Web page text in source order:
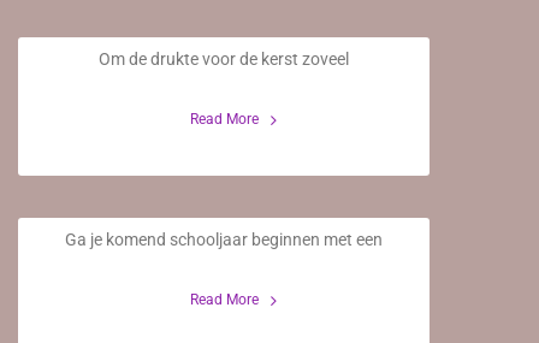
Om de drukte voor de kerst zoveel
Read More
6 December 2020
Ga je komend schooljaar beginnen met een
Read More
9 Juni 2020